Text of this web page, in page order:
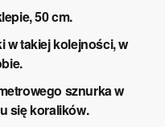
50 cm.
w takiej kolejności, w
sznurka w
się koralików.